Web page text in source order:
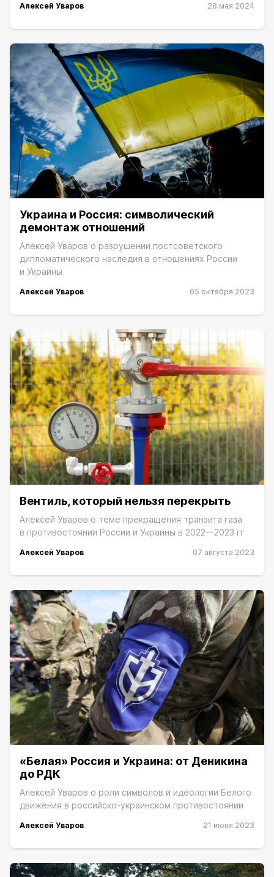
Алексей Уваров 28 мая 2024
Украина и Россия: символический
демонтаж отношений
Алексей Уваров о разрушении постсоветского
дипломатического наследия в отношениях России
и Украины
Алексей Уваров 05 октября 2023
Вентиль, который нельзя перекрыть
Алексей Уваров о теме прекращения транзита газа
в противостоянии России и Украины в 2022—2023 гг
Алексей Уваров 07 августа 2023
«Белая» Россия и Украина: от Деникина
до РДК
Алексей Уваров о роли символов и идеологии Белого
движения в российско-украинском противостоянии
Алексей Уваров 21 июня 2023